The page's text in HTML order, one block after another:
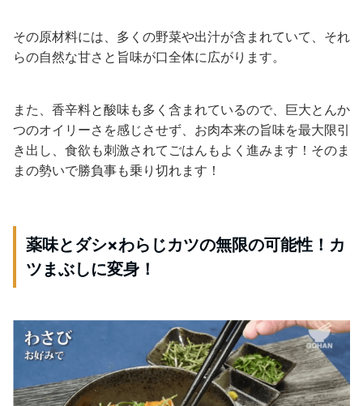
その原材料には、多くの野菜や出汁が含まれていて、それ
らの自然な甘さと旨味が口全体に広がります。
また、香辛料と酸味も多く含まれているので、巨大とんか
つのオイリーさを感じさせず、お肉本来の旨味を最大限引
き出し、食欲も刺激されてごはんもよく進みます！そのま
まの勢いで勝負事も乗り切れます！
薬味とダシ×わらじカツの無限の可能性！カ
ツまぶしに変身！